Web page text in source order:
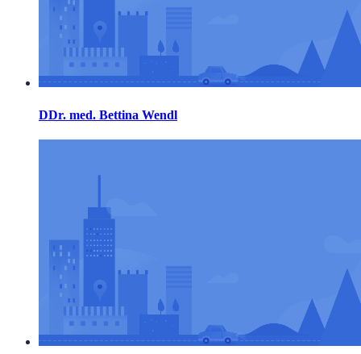
DDr. med. Bettina Wendl